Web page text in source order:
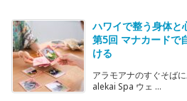
ハワイで整う身体と
第5回 マナカードで
ける
アラモアナのすぐそば
alekai Spa ウェ ...